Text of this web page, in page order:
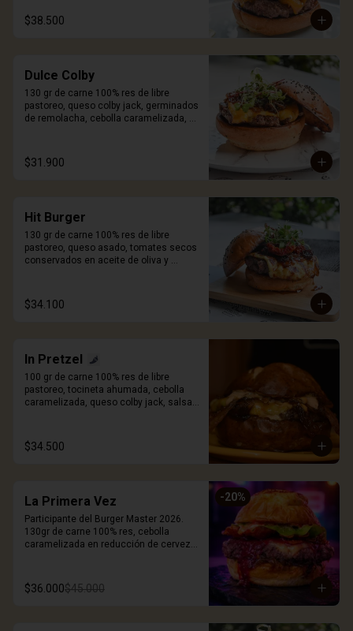
$38.500
Dulce Colby
130 gr de carne 100% res de libre
pastoreo, queso colby jack, germinados
de remolacha, cebolla caramelizada,
$31.900
Hit Burger
130 gr de carne 100% res de libre
pastoreo, queso asado, tomates secos
conservados en aceite de oliva y
artesanal de papa y salsa Craft. Incluye
porcion de papas.
$34.100
In Pretzel
100 gr de carne 100% res de libre
pastoreo, tocineta ahumada, cebolla
caramelizada, queso colby jack, salsa
$34.500
-20%
La Primera Vez
Participante del Burger Master 2026.
130gr de carne 100% res, cebolla
caramelizada en reducción de cerveza
pepperoni, cogollo europeo, mayonesa
artesanal de tomates secos, pan
$36.000$45.000